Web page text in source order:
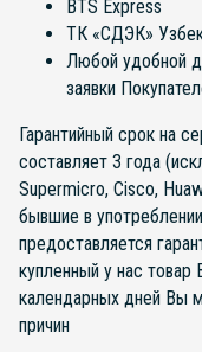
BTS Express
ТК «СДЭК»
Любой удобной
заявки
Гарантийный срок на
составляет 3 года
Supermicro, Cisco,
бывшие в
предоставляется
купленный у нас
календарных дней Вы
причин